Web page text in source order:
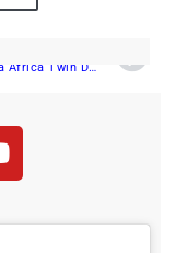
Essai Honda Africa Twin DCT 2018 – seconde partie